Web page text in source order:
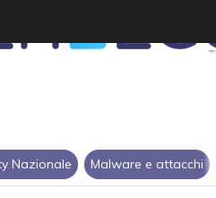
Nazionale Malware e attacchi